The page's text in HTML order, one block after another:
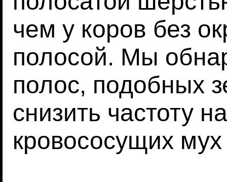
чем у коров без
полосой. Мы
полос, подобных
снизить частоту
кровососущих